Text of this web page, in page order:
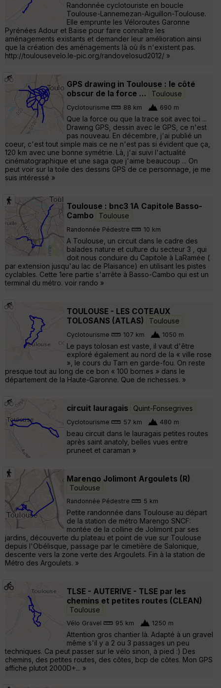
Randonnée cyclotouriste en boucle
Toulouse-Lannemezan-Aiguillon-Toulouse.
Elle emprunte les Véloroutes Garonne
Pyrénées Adour et Baïse pour faire connaître les
aménagements existants et demander leur amélioration ainsi
que la création des aménagements là où ils n'existent pas.
http://toulousevelo.le-pic.org/randovelosud2012/ »
GPS drawing in Toulouse : le côté
obscur de la force ...
Toulouse
Cyclotourisme 88 km 690 m
Que la force ou que la trace soit avec toi ...
Drawing GPS, dessin avec le GPS, ce n'est
pas nouveau. En décembre, j'ai publié un
coeur, c'est tout simple mais ce ne n'est pas si évident que ça,
120 km avec une bonne symétrie. Là, j'ai suivi l'actualité
cinématographique et une saga que j'aime beaucoup ... On
peut voir sur la toile des dessins GPS de ce personnage, je me
suis intéressé »
Toulouse : bnc3 1A Capitole Basso-
Cambo
Toulouse
Randonnée Pédestre 10 km
A Toulouse, un circuit dans le cadre des
balades nature et culture du secteur 3 , qui
doit nous conduire du Capitole à LaRamée (
par extension jusqu'au lac de Plaisance) en utilisant les pistes
cyclables. Cette 1ere partie s'arrête à Basso-Cambo qui est un
terminal du métro. voir rando »
TOULOUSE - LES COTEAUX
TOLOSANS (ATLAS)
Toulouse
Cyclotourisme 107 km 1050 m
Le pays tolosan est vaste, il vaut d'être
exploré également au nord de la « ville rose
», le cours du Tarn en garde-fou. On reste
presque tout au long de ce bon « 100 bornes » dans le
département de la Haute-Garonne. Que de richesses. »
circuit lauragais Quint-Fonsegrives
Cyclotourisme 57 km 480 m
beau circuit dans le lauragais petites routes
après saint anatoly, belles vues entre
pruneet et caraman »
Marengo Jolimont Argoulets (R)
Toulouse
Randonnée Pédestre 5 km
Petite randonnée dans Toulouse au départ
de la station de métro Marengo SNCF:
montée de la colline de Jolimont par ses
jardins, découverte du plateau et point de vue sur Toulouse
depuis l'Obélisque, passage par le cimetière de Salonique,
descente vers la zone verte des Argoulets. Fin à la station de
Métro des Argoulets. »
TLSE - AUTERIVE - TLSE par les
chemins et petites routes (CLEAN)
Toulouse
Vélo Gravel 95 km 1250 m
Attention gros chantier là. Adapté à un gravel
même s'il y a 2 ou 3 passages un peu
techniques. Ca peut passer sur le vélo sinon, à pied :) Des
chemins, des petites routes, des côtes, bcp de côtes. Mon GPS
affiche plutot 2000D+... »